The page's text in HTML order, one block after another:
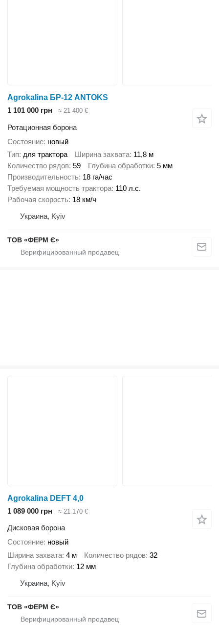
Agrokalina БР-12 ANTOKS
1 101 000 грн
≈ 21 400 €
Ротационная борона
Состояние новый
Тип для трактора Ширина захвата 11,8 м
Количество рядов 59 Глубина обработки 5 мм
Производительность 18 га/час
Требуемая мощность трактора 110 л.с.
Рабочая скорость 18 км/ч
Украина, Kyiv
ТОВ «ФЕРМ Є»
Agrokalina DEFT 4,0
1 089 000 грн
≈ 21 170 €
Дисковая борона
Состояние новый
Ширина захвата 4 м Количество рядов 32
Глубина обработки 12 мм
Украина, Kyiv
ТОВ «ФЕРМ Є»